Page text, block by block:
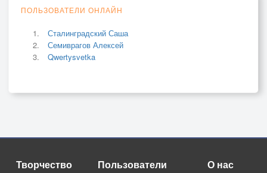
ПОЛЬЗОВАТЕЛИ ОНЛАЙН
Сталинградский Саша
Семиврагов Алексей
Qwertysvetka
Творчество Пользователи О нас